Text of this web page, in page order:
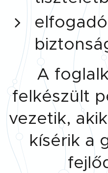
A
felkészült
vezetik,
kísérik a